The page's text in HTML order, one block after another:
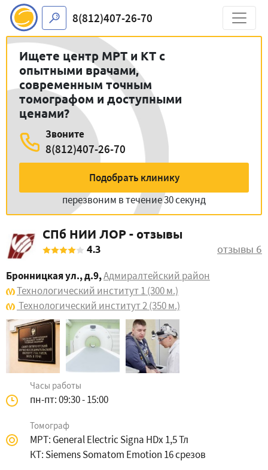
8(812)407-26-70
Ищете центр МРТ и КТ с
опытными врачами,
современным точным
томографом и доступными
ценами?
Звоните
8(812)407-26-70
Подобрать клинику
перезвоним в течение 30 секунд
СПб НИИ ЛОР - отзывы
4.3 отзывы 6
Бронницкая ул., д.9,Адмиралтейский район
Технологический институт 1(300 м.)
Технологический институт 2(350 м.)
Часы работы
пн-пт: 09:30 - 15:00
Томограф
МРТ: General Electric Signa HDx 1,5 Тл
КТ: Siemens Somatom Emotion 16 срезов